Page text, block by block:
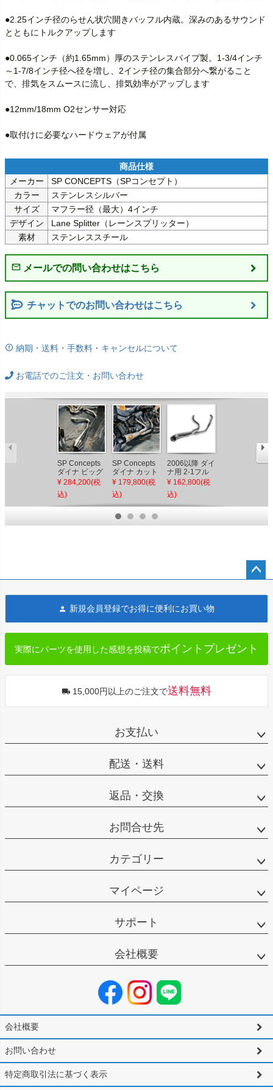
●2.25インチ径のらせん状穴開きバッフル内蔵。深みのあるサウンド
とともにトルクアップします
●0.065インチ（約1.65mm）厚のステンレスパイプ製。1-3/4インチ
～1-7/8インチ径へ径を増し、2インチ径の集合部分へ繋がること
で、排気をスムースに流し、排気効率がアップします
●12mm/18mm O2センサー対応
●取付けに必要なハードウェアが付属
メーカー
SP CONCEPTS（SPコンセプト）
カラー
ステンレスシルバー
サイズ
マフラー径（最大）4インチ
デザイン
Lane Splitter（レーンスプリッター）
素材
ステンレススチール
チャットでのお問い合わせはこちら
納期・送料・手数料・キャンセルについて
お電話でのご注文・お問い合わせ
SP Concepts
ダイナ ビッグ
ボア フルエキ
ゾーストマフ
ラー (ポリッシ
ュ) 2006～
¥ 284,200(税
込)
SP Concepts
ダイナ カット
バック フルエ
キゾーストマ
フラー (ステン
レス) 2006～
2017
¥ 179,800(税
込)
2006以降 ダイ
ナ用 2-1フル
エキゾースト
マフラー (クロ
ーム/クローム
エンドキャッ
¥ 162,800(税
込)
SPC-3-003-
ラー (ブラッ
へ
新規会員登録でお得に便利にお買い物
実際にパーツを使用した感想を投稿でポイントプレゼント
15,000円以上のご注文で送料無料
お支払い
配送・送料
返品・交換
お問合せ先
カテゴリー
マイページ
サポート
会社概要
会社概要
お問い合わせ
特定商取引法に基づく表示